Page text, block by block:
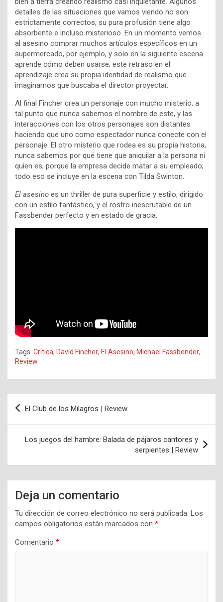
detalles de las situaciones que vamos viendo no son
estrictamente correctos, su pura profusión tiene algo
absorbente e incluso misterioso. En un momento vemos
al asesino comprar muchos artículos específicos en un
supermercado, por ejemplo, y solo en la siguiente escena
aprende cómo deben usarse; este retraso en el
aprendizaje crea su propia identidad de realismo que
imaginamos que buscaba el director proyectar.
Al final Fincher crea un personaje con mucho misterio, a
tal punto que nunca sabemos el nombre de este, y las
interacciones con los otros personajes son distantes
haciendo que uno como espectador nunca conecte con el
personaje. El otro misterio que rodea es su propia historia,
nunca sabemos por qué tiene que aniquilar a la persona ni
quien es, porque la empresa decide matar a su empleado;
todo eso se incluye en la escena con Tilda Swinton.
El asesino es un thriller de pura superficie y estilo, dirigido
con un estilo fantástico, y el rostro inescrutable de un
Fassbender perfecto y en estado de gracia.
Tags: Critica, David Fincher, El Asesino, Michael Fassbender,
Review
Navegación
de
El Club de los Milagros | Review
Los juegos del hambre: Balada de pájaros cantores y
serpientes | Review
Deja un comentario
Tu dirección de correo electrónico no será publicada. Los
campos obligatorios están marcados con *
Comentario *